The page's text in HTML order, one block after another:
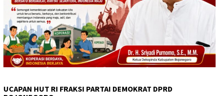
UCAPAN HUT RI FRAKSI PARTAI DEMOKRAT DPRD